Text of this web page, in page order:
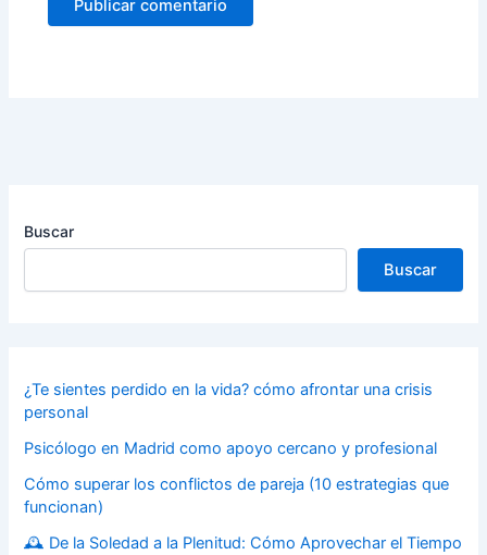
Buscar
Buscar
¿Te sientes perdido en la vida? cómo afrontar una crisis
personal
Psicólogo en Madrid como apoyo cercano y profesional
Cómo superar los conflictos de pareja (10 estrategias que
funcionan)
🕰️ De la Soledad a la Plenitud: Cómo Aprovechar el Tiempo